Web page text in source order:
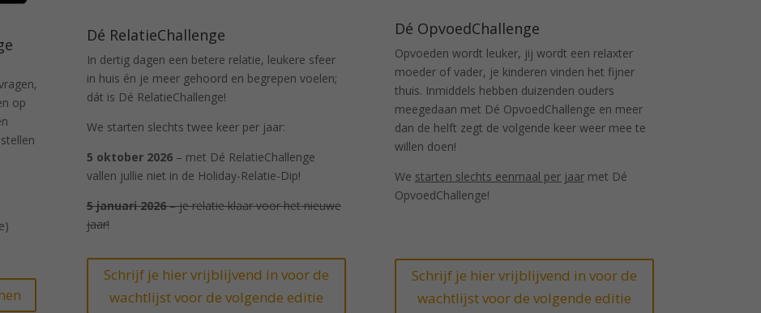
op
Dé RelatieChallenge
In dertig dagen een betere relatie, leukere sfeer
in huis én je meer gehoord en begrepen voelen;
dát is Dé RelatieChallenge!
We starten slechts twee keer per jaar:
5 oktober 2026– met Dé RelatieChallenge
vallen jullie niet in de Holiday-Relatie-Dip!
5 januari 2026– je relatie klaar voor het nieuwe
jaar!
Schrijf je hier vrijblijvend in voor de
wachtlijst voor de volgende editie
Dé OpvoedChallenge
Opvoeden wordt leuker, jij wordt een relaxter
moeder of vader, je kinderen vinden het fijner
thuis. Inmiddels hebben duizenden ouders
meegedaan met Dé OpvoedChallenge en meer
dan de helft zegt de volgende keer weer mee te
willen doen!
We starten slechts eenmaal per jaarmet Dé
OpvoedChallenge!
Schrijf je hier vrijblijvend in voor de
wachtlijst voor de volgende editie